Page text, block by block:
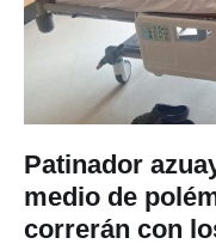
Patinador
medio de
correrán con